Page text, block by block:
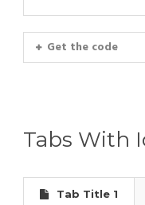
Get the code
Tabs With
Tab Title 1